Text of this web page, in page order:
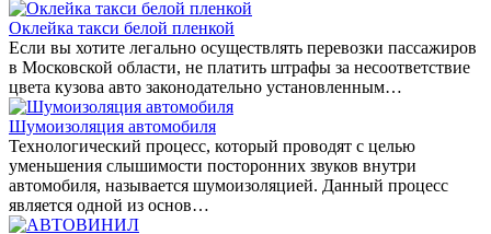
Оклейка такси белой пленкой
Если вы хотите легально осуществлять перевозки пассажиров
в Московской области, не платить штрафы за несоответствие
цвета кузова авто законодательно установленным…
Шумоизоляция автомобиля
Технологический процесс, который проводят с целью
уменьшения слышимости посторонних звуков внутри
автомобиля, называется шумоизоляцией. Данный процесс
является одной из основ…